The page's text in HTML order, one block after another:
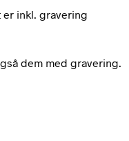
inkl. gravering
dem med gravering.